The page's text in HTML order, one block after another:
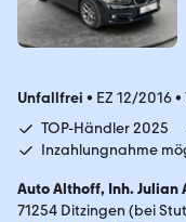
Unfallfrei • EZ 12/2016•
TOP-Händler 2025
Inzahlungnahme
Auto Althoff, Inh. Julian
71254 Ditzingen (bei